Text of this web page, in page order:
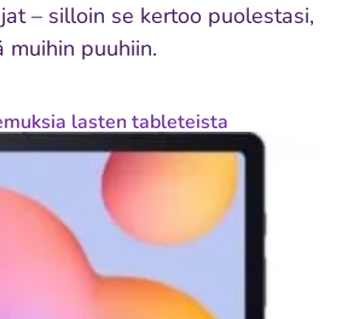
– silloin se kertoo puolestasi,
muihin puuhiin.
lasten tableteista